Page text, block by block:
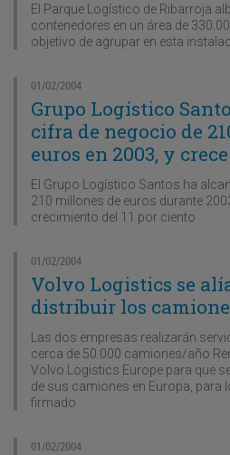
El Parque Logístico de Ribarroja
contenedores en un área de
objetivo de agrupar en esta
01/02/2004
Grupo Logístico
cifra de negocio de
euros en 2003, y
El Grupo Logístico Santos ha
210 millones de euros durante
crecimiento del 11 por ciento
01/02/2004
Volvo Logistics se
distribuir los
Las dos empresas realizarán
cerca de 50.000 camiones/año
Volvo Logistics Europe para que
de sus camiones en Europa, para
firmado
01/02/2004